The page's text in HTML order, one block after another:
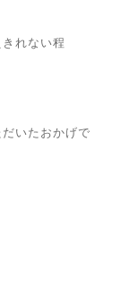
れない程
いたおかげで